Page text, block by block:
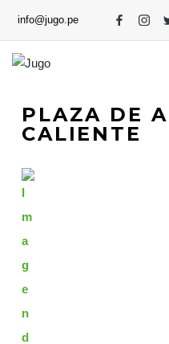
info@jugo.pe
PLAZA DE
CALIENTE